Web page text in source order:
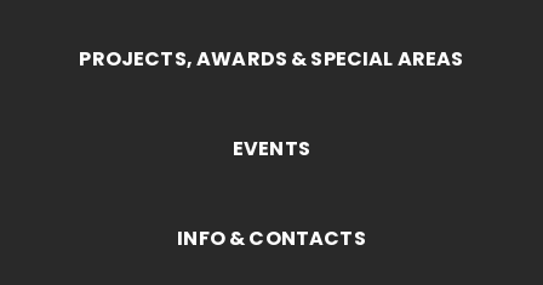
PROJECTS, AWARDS & SPECIAL AREAS
EVENTS
INFO & CONTACTS